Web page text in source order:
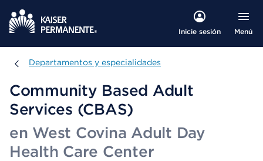
Inicie sesión Menú
Departamentos y especialidades
Departamentos y especialidades
Community Based Adult
Services (CBAS)
en West Covina Adult Day
Health Care Center